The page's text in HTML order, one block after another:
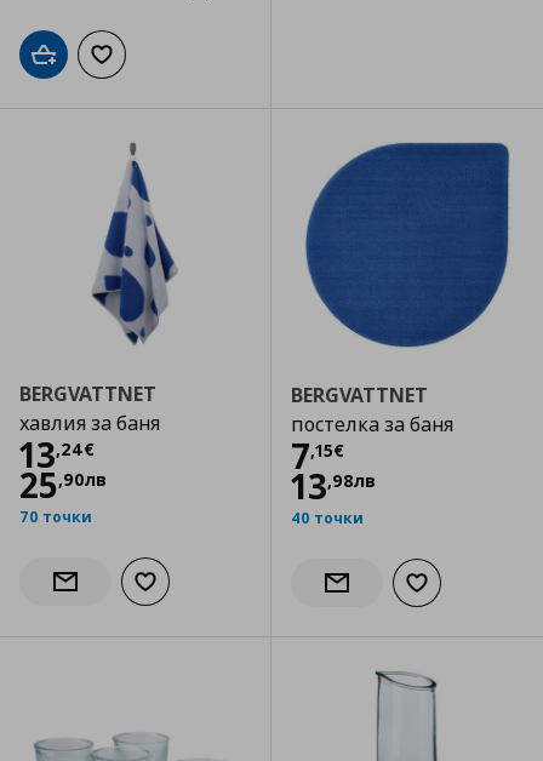
Добави в кошницата
Добави към списъка с любими
BERGVATTNET
хавлия за баня
13,24€
Цена
25,90лв
70 точки
Информирай ме за наличност
Добави към списъка с любими
BERGVATTNET
постелка за баня
7,15€
Цена
13,98лв
40 точки
Информирай ме за
Добави към